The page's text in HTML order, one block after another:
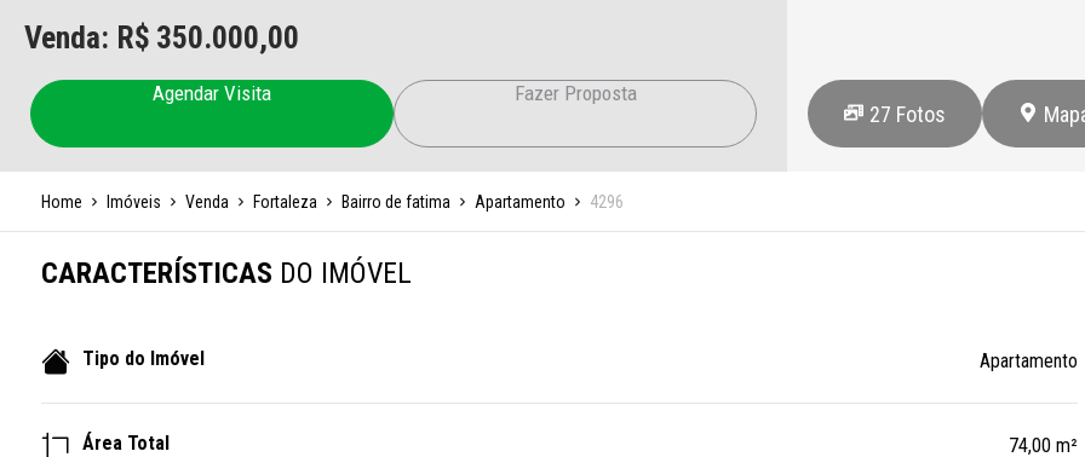
Venda: R$ 350.000,00
Agendar Visita Fazer Proposta
27 Fotos
Home Imóveis Venda Fortaleza Bairro de fatima Apartamento 4296
CARACTERÍSTICAS DO IMÓVEL
Tipo do Imóvel Apartamento
Área Total 74,00 m²